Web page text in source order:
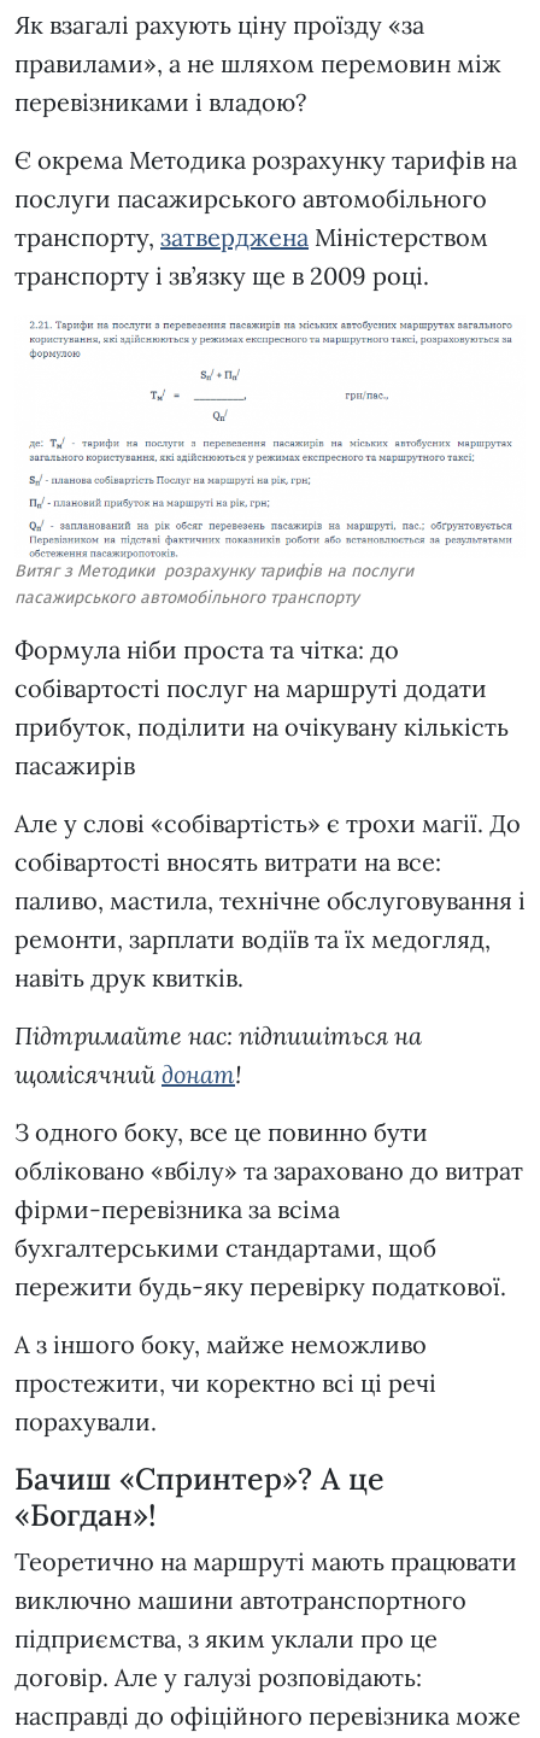
Як взагалі рахують ціну проїзду «за
правилами», а не шляхом перемовин між
перевізниками і владою?
Є окрема Методика розрахунку тарифів на
послуги пасажирського автомобільного
транспорту, затверджена Міністерством
транспорту і зв’язку ще в 2009 році.
Витяг з Методики розрахунку тарифів на послуги
пасажирського автомобільного транспорту
Формула ніби проста та чітка: до
собівартості послуг на маршруті додати
прибуток, поділити на очікувану кількість
пасажирів
Але у слові «собівартість» є трохи магії. До
собівартості вносять витрати на все:
паливо, мастила, технічне обслуговування і
ремонти, зарплати водіїв та їх медогляд,
навіть друк квитків.
Підтримайте нас: підпишіться на
щомісячний донат!
З одного боку, все це повинно бути
обліковано «вбілу» та зараховано до витрат
фірми-перевізника за всіма
бухгалтерськими стандартами, щоб
пережити будь-яку перевірку податкової.
А з іншого боку, майже неможливо
простежити, чи коректно всі ці речі
порахували.
Бачиш «Спринтер»? А це
«Богдан»!
Теоретично на маршруті мають працювати
виключно машини автотранспортного
підприємства, з яким уклали про це
договір. Але у галузі розповідають:
насправді до офіційного перевізника може